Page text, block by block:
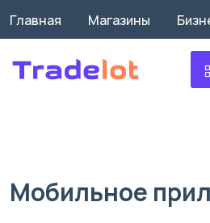
Главная Магазины
Мобильное